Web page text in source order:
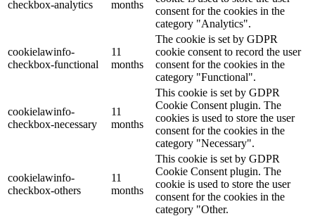
checkbox-analytics
months
consent for the cookies in the
category "Analytics".
cookielawinfo-
checkbox-functional
11
months
The cookie is set by GDPR
cookie consent to record the user
consent for the cookies in the
category "Functional".
cookielawinfo-
checkbox-necessary
11
months
This cookie is set by GDPR
Cookie Consent plugin. The
cookies is used to store the user
consent for the cookies in the
category "Necessary".
cookielawinfo-
checkbox-others
11
months
This cookie is set by GDPR
Cookie Consent plugin. The
cookie is used to store the user
consent for the cookies in the
category "Other.